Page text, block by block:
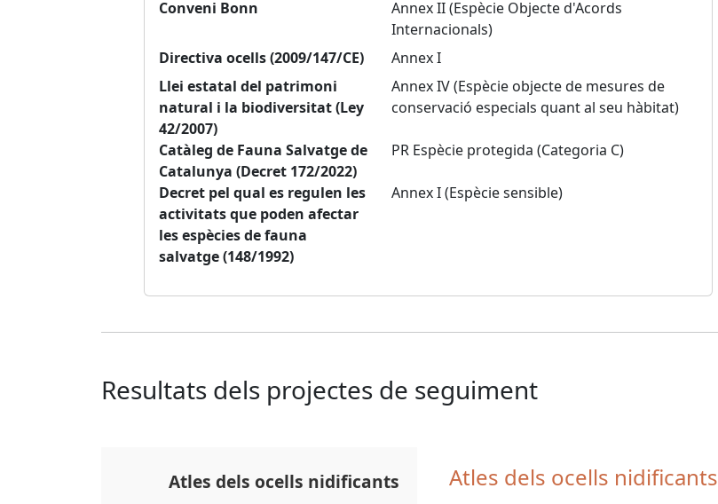
Conveni Bonn
Annex II (Espècie Objecte d'Acords
Internacionals)
Directiva ocells (2009/147/CE)
Annex I
Llei estatal del patrimoni
natural i la biodiversitat (Ley
42/2007)
Annex IV (Espècie objecte de mesures de
conservació especials quant al seu hàbitat)
Catàleg de Fauna Salvatge de
Catalunya (Decret 172/2022)
PR Espècie protegida (Categoria C)
Decret pel qual es regulen les
activitats que poden afectar
les espècies de fauna
salvatge (148/1992)
Annex I (Espècie sensible)
Resultats dels projectes de seguiment
Atles dels ocells nidificants
Atles dels ocells nidificants